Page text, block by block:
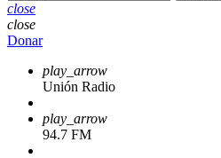
close
close
Donar
play_arrow
Unión Radio
play_arrow
94.7 FM